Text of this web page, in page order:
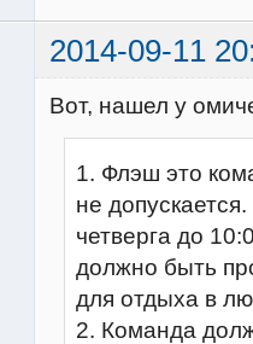
2014-09-11
Вот, нашел у
1. Флэш это
не
четверга до
должно быть
для отдыха в
2. Команда